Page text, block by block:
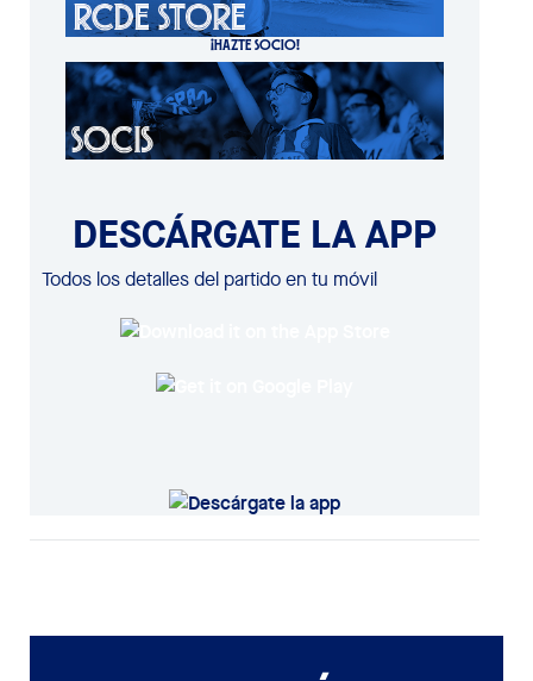
¡HAZTE SOCIO!
DESCÁRGATE LA APP
Todos los detalles del partido en tu móvil